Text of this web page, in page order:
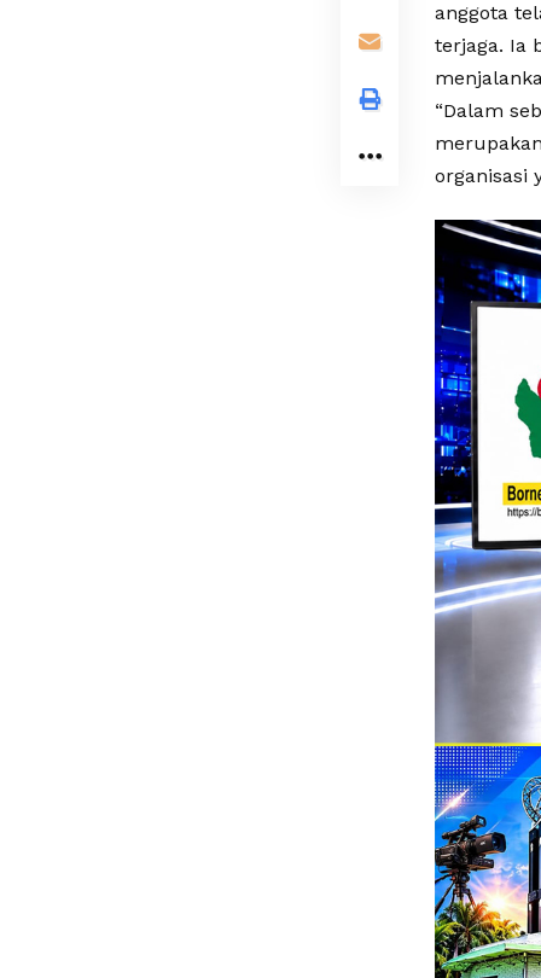
anggota
terjaga. Ia
“Dalam
organisasi